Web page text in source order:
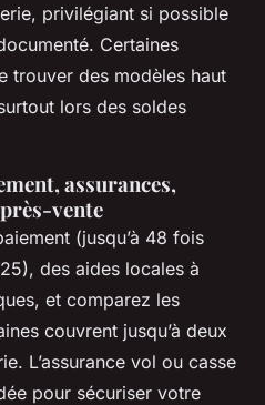
privilégiant si possible
Certaines
trouver des modèles haut
lors des soldes
assurances,
vente
(jusqu’à 48 fois
des aides locales à
et comparez les
couvrent jusqu’à deux
L’assurance vol ou casse
pour sécuriser votre